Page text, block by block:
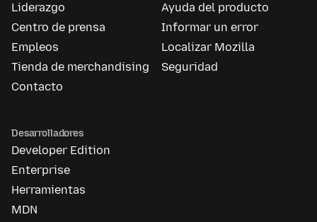
Liderazgo
Centro de prensa
Empleos
Tienda de merchandising
Contacto
Ayuda del producto
Informar un error
Localizar Mozilla
Seguridad
Desarrolladores
Developer Edition
Enterprise
Herramientas
MDN